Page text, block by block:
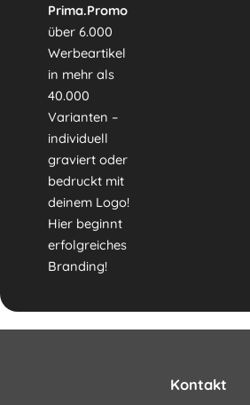
Prima.Promo
über 6.000
Werbeartikel
in mehr als
40.000
Varianten –
individuell
graviert oder
bedruckt mit
deinem Logo!
Hier beginnt
erfolgreiches
Branding!
Kontakt